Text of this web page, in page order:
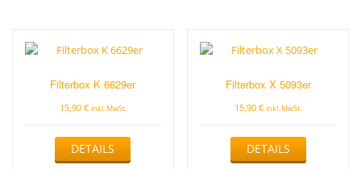
Filterbox K 6629er
15,90 € inkl. MwSt.
DETAILS
Filterbox X 5093er
15,90€ inkl. MwSt.
DETAILS